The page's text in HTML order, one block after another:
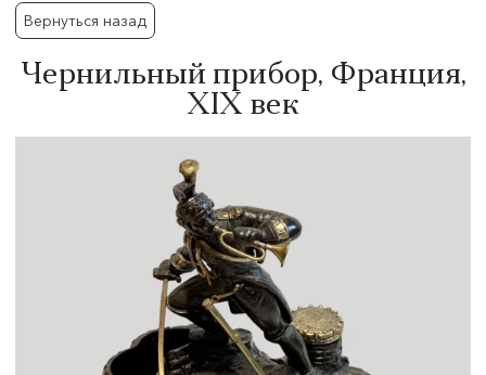
Вернуться назад
Чернильный прибор, Франция,
XIX век